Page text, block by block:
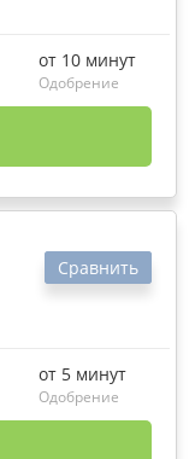
от 10 минут
Одобрение
Сравнить
от 5 минут
Одобрение